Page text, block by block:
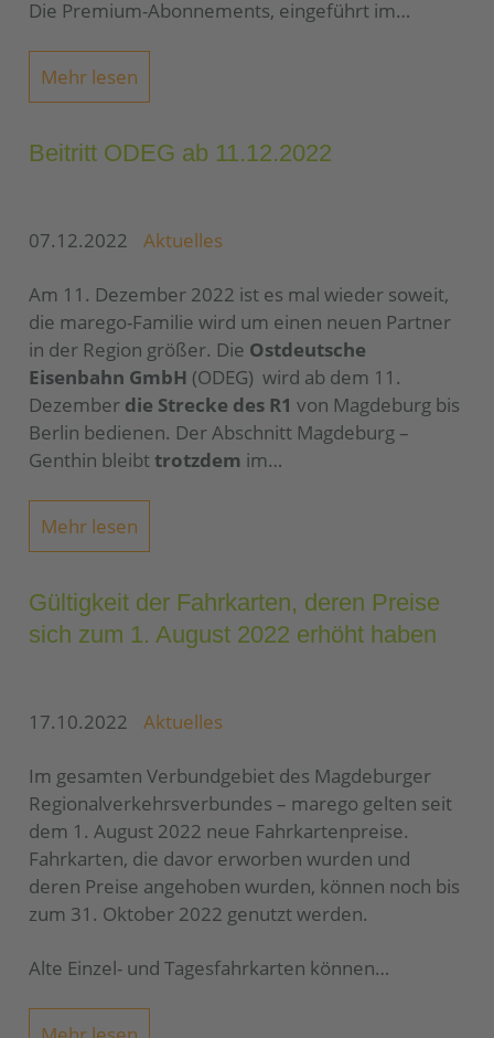
Die Premium-Abonnements, eingeführt im…
Mehr lesen
Beitritt ODEG ab 11.12.2022
07.12.2022 Aktuelles
Am 11. Dezember 2022 ist es mal wieder soweit,
die marego-Familie wird um einen neuen Partner
in der Region größer. Die Ostdeutsche
Eisenbahn GmbH (ODEG) wird ab dem 11.
Dezember die Strecke des R1 von Magdeburg bis
Berlin bedienen. Der Abschnitt Magdeburg –
Genthin bleibttrotzdem im…
Mehr lesen
Gültigkeit der Fahrkarten, deren Preise
sich zum 1. August 2022 erhöht haben
17.10.2022 Aktuelles
Im gesamten Verbundgebiet des Magdeburger
Regionalverkehrsverbundes – marego gelten seit
dem 1. August 2022 neue Fahrkartenpreise.
Fahrkarten, die davor erworben wurden und
deren Preise angehoben wurden, können noch bis
zum 31. Oktober 2022 genutzt werden.
Alte Einzel- und Tagesfahrkarten können…